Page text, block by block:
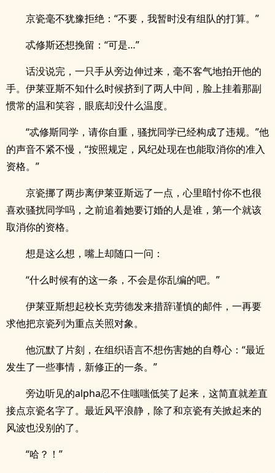
京瓷毫不犹豫拒绝：“不要，我暂时没有组队的打算。”
忒修斯还想挽留：“可是…”
话没说完，一只手从旁边伸过来，毫不客气地拍开他的
手。伊莱亚斯不知什么时候挤到了两人中间，脸上挂着那副
惯常的温和笑容，眼底却没什么温度。
“忒修斯同学，请你自重，骚扰同学已经构成了违规。”他
的声音不紧不慢，“按照规定，风纪处现在也能取消你的准入
资格。”
京瓷挪了两步离伊莱亚斯远了一点，心里暗忖你不也很
喜欢骚扰同学吗，之前追着她要订婚的人是谁，第一个就该
取消你的资格。
想是这么想，嘴上却随口一问：
“什么时候有的这一条，不会是你乱编的吧。”
伊莱亚斯想起校长克劳德发来措辞谨慎的邮件，一再要
求他把京瓷列为重点关照对象。
他沉默了片刻，在组织语言不想伤害她的自尊心：“最近
发生了一些事情，新修正的一条。”
旁边听见的alpha忍不住嗤嗤低笑了起来，这简直就差直
接点京瓷名字了。最近风平浪静，除了和京瓷有关掀起来的
风波也没别的了。
“哈？！”